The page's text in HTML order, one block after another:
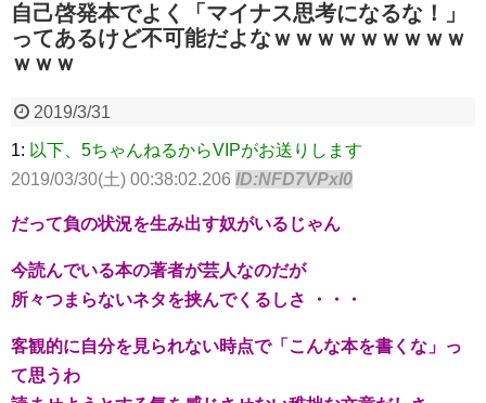
自己啓発本でよく「マイナス思考になるな！」
ってあるけど不可能だよなｗｗｗｗｗｗｗｗｗ
ｗｗｗ
2019/3/31
1: 以下、5ちゃんねるからVIPがお送りします
2019/03/30(土) 00:38:02.206 ID:NFD7VPxl0
だって負の状況を生み出す奴がいるじゃん
今読んでいる本の著者が芸人なのだが
所々つまらないネタを挟んでくるしさ ・・・
客観的に自分を見られない時点で「こんな本を書くな」っ
て思うわ